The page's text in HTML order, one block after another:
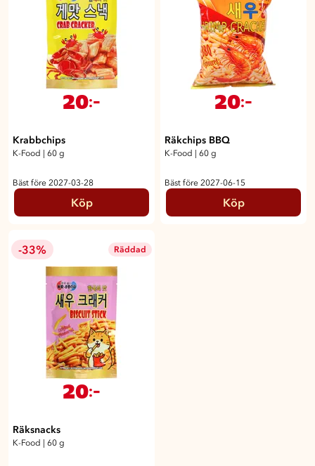
20:-
Krabbchips
K-Food 60 g
Bäst före 2027-03-28
Köp
20:-
Räkchips BBQ
K-Food 60 g
Bäst före 2027-06-15
Köp
-33% Räddad
20:-
Räksnacks
K-Food | 60 g